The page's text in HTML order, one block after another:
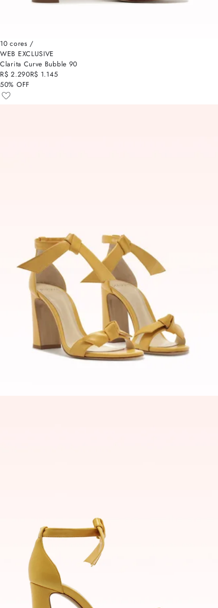
10 cores /
WEB EXCLUSIVE
Clarita Curve Bubble 90
R$ 2.290R$ 1.145
50% OFF